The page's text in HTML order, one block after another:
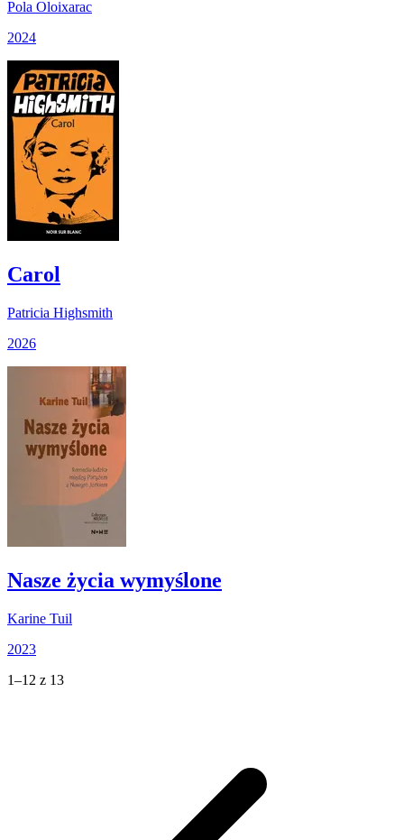
Pola Oloixarac
2024
Carol
Patricia Highsmith
2026
Nasze życia wymyślone
Karine Tuil
2023
1–12 z 13